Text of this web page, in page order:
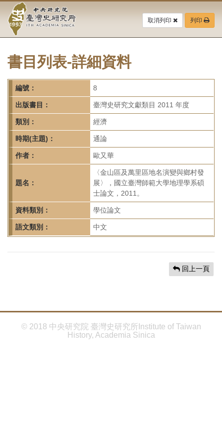
要
中
央
研
究
院-
臺
灣
史
研
究
所-
首
頁
取消列印 列印
書目列表-詳細資料
編號： 8
出版書目： 臺灣史研究文獻類目 2011 年度
類別： 經濟
時期(主題)： 通論
作者： 歐又華
題名：
〈金山區及萬里區地名演變與鄉村發
展〉，國立臺灣師範大學地理學系碩
士論文，2011。
資料類別： 學位論文
語文類別： 中文
回上一頁
© 2018 中央研究院 臺灣史研究所Institute of Taiwan
History, Academia Sinica